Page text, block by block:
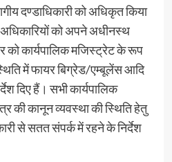
दण्डाधिकारी को अधिकृत किया
को अपने अधीनस्थ
को कार्यपालिक मजिस्ट्रेट के रूप
में फायर बिग्रेड/एम्बूलेंस आदि
दिए हैं। सभी कार्यपालिक
की कानून व्यवस्था की स्थिति हेतु
से सतत संपर्क में रहने के निर्देश